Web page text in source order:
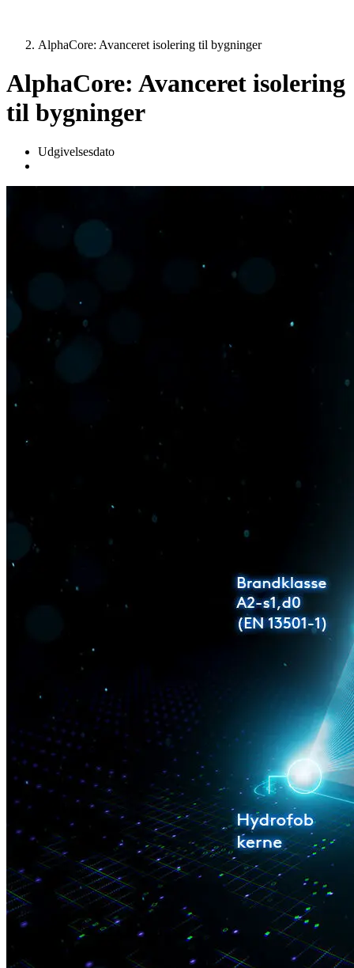
AlphaCore: Avanceret isolering til bygninger
AlphaCore: Avanceret isolering
til bygninger
Udgivelsesdato